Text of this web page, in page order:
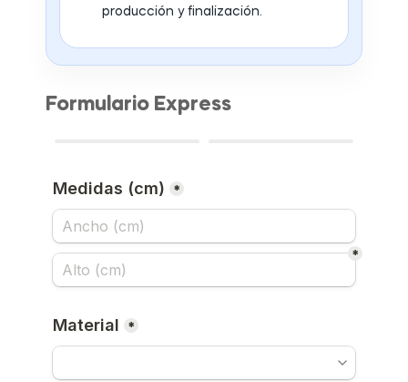
producción y finalización.
Formulario Express